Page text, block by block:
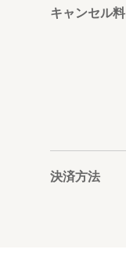
キャンセル料
決済方法